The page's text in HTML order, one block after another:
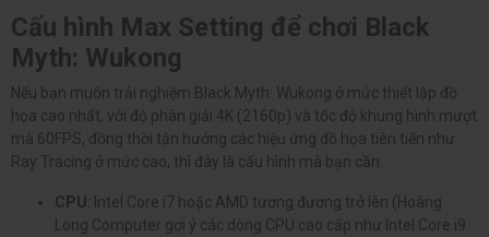
Cấu hình Max Setting để chơi Black
Myth: Wukong
Nếu bạn muốn trải nghiệm Black Myth: Wukong ở mức thiết lập đồ
họa cao nhất, với độ phân giải 4K (2160p) và tốc độ khung hình mượt
mà 60FPS, đồng thời tận hưởng các hiệu ứng đồ họa tiên tiến như
Ray Tracing ở mức cao, thì đây là cấu hình mà bạn cần:
CPU : Intel Core i7 hoặc AMD tương đương trở lên (Hoàng
Long Computer gợi ý các dòng CPU cao cấp như Intel Core i9